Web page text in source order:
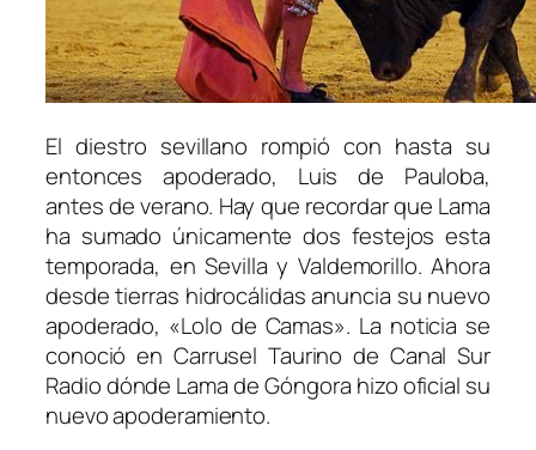
El diestro sevillano rompió con hasta su
entonces apoderado, Luis de Pauloba,
antes de verano. Hay que recordar que Lama
ha sumado únicamente dos festejos esta
temporada, en Sevilla y Valdemorillo. Ahora
desde tierras hidrocálidas anuncia su nuevo
apoderado, «Lolo de Camas». La noticia se
conoció en Carrusel Taurino de Canal Sur
Radio dónde Lama de Góngora hizo oficial su
nuevo apoderamiento.